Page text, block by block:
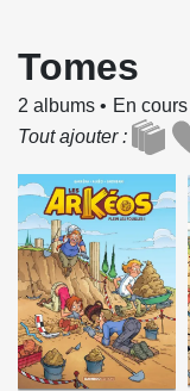
Tomes
2 albums
En cours
Tout ajouter